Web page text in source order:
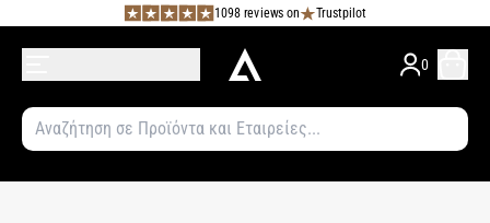
1098 reviews on Trustpilot
0